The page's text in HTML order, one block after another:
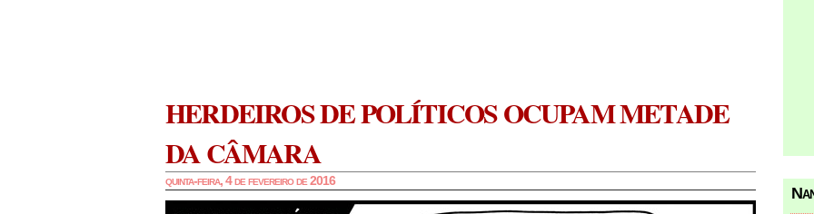
HERDEIROS DE POLÍTICOS OCUPAM METADE
DA CÂMARA
quinta-feira, 4 de fevereiro de 2016